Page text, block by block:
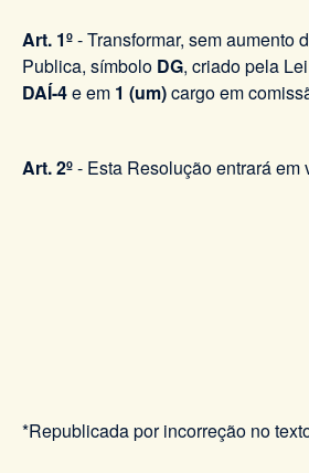
Art. 1º- Transformar, sem aumento
Publica, símbolo DG, criado pela
DAÍ-4e em 1 (um)cargo em
Art. 2º- Esta Resolução entrará
*Republicada por incorreção no